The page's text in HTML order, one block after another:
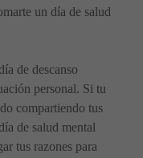
un día de salud
de descanso
personal. Si tu
compartiendo tus
de salud mental
tus razones para